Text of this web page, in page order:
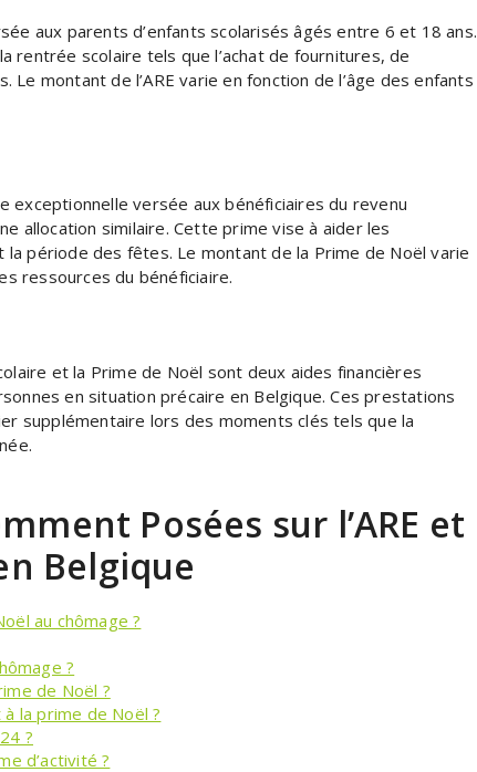
aux parents d’enfants scolarisés âgés entre 6 et 18 ans.
rentrée scolaire tels que l’achat de fournitures, de
montant de l’ARE varie en fonction de l’âge des enfants
exceptionnelle versée aux bénéficiaires du revenu
allocation similaire. Cette prime vise à aider les
période des fêtes. Le montant de la Prime de Noël varie
ressources du bénéficiaire.
et la Prime de Noël sont deux aides financières
en situation précaire en Belgique. Ces prestations
supplémentaire lors des moments clés tels que la
Posées sur l’ARE et
Belgique
au chômage ?
?
de Noël ?
la prime de Noël ?
?
d’activité ?